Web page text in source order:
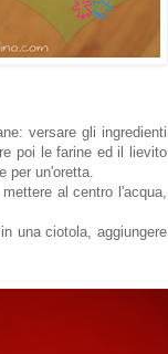
versare gli ingredienti
poi le farine ed il lievito
per un'oretta.
al centro l'acqua,
una ciotola, aggiungere